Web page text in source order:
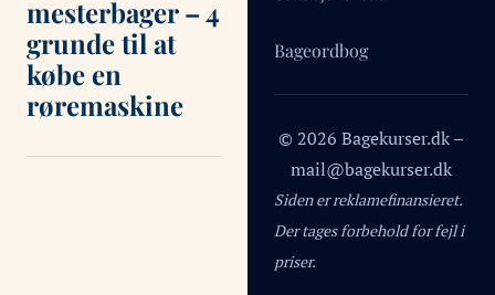
mesterbager – 4
grunde til at
købe en
røremaskine
Bageordbog
© 2026 Bagekurser.dk –
mail@bagekurser.dk
Siden er reklamefinansieret.
Der tages forbehold for fejl i
priser.